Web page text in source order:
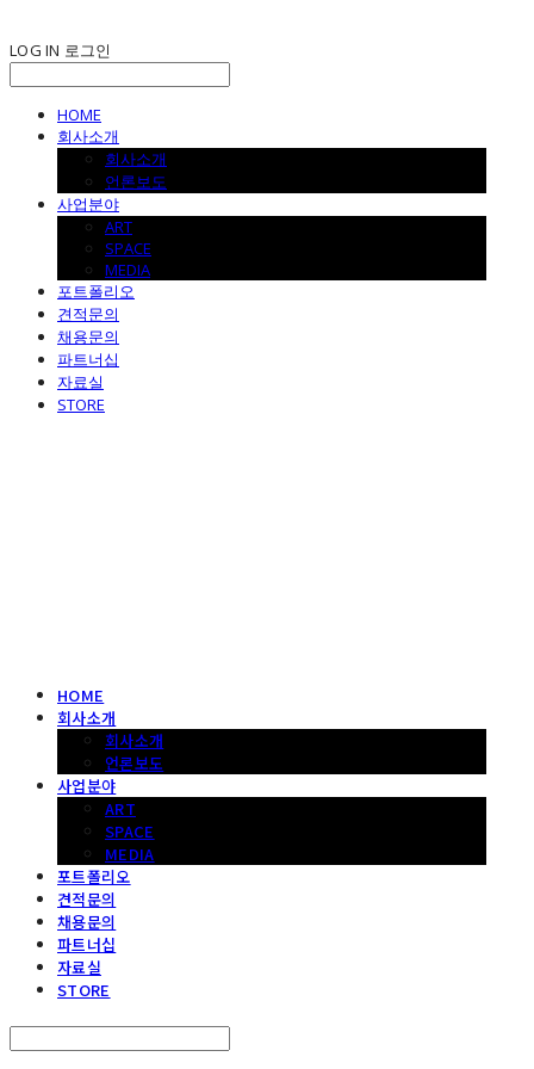
LOG IN 로그인
HOME
회사소개
회사소개
언론보도
사업분야
ART
SPACE
MEDIA
포트폴리오
견적문의
채용문의
파트너십
자료실
STORE
HOME
회사소개
회사소개
언론보도
사업분야
ART
SPACE
MEDIA
포트폴리오
견적문의
채용문의
파트너십
자료실
STORE